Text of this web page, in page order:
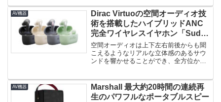
AV機器
Dirac Virtuoの空間オーディオ技
術を搭載したハイブリッドANC
完全ワイヤレスイヤホン「Sudio
E2」登場！
空間オーディオは上下左右前後からも聞
こえるようなリアルな立体感のあるサウ
ンドを響かせることができ、全方位から
AV機器
Marshall 最大約20時間の連続再
生のパワフルなポータブルスピー